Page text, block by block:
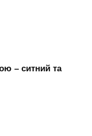
– ситний та